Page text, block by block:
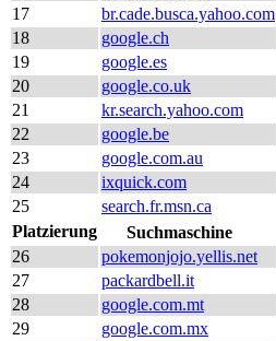
17
br.cade.busca.yahoo.com
18
google.ch
19
google.es
20
google.co.uk
21
kr.search.yahoo.com
22
google.be
23
google.com.au
24
ixquick.com
25
search.fr.msn.ca
Platzierung
Suchmaschine
26
pokemonjojo.yellis.net
27
packardbell.it
28
google.com.mt
29
google.com.mx